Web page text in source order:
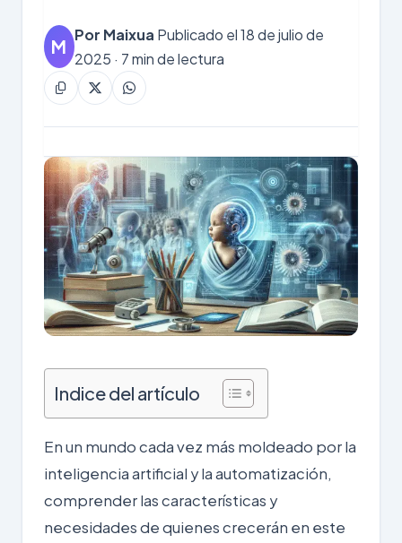
M
Por Maixua Publicado el 18 de julio de
2025 · 7 min de lectura
Indice del artículo
En un mundo cada vez más moldeado por la
inteligencia artificial y la automatización,
comprender las características y
necesidades de quienes crecerán en este